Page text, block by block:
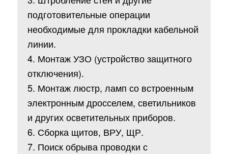
подготовительные операции
необходимые для прокладки кабельной
линии.
4. Монтаж УЗО (устройство защитного
отключения).
5. Монтаж люстр, ламп со встроенным
электронным дросселем, светильников
и других осветительных приборов.
6. Сборка щитов, ВРУ, ЩР.
7. Поиск обрыва проводки с